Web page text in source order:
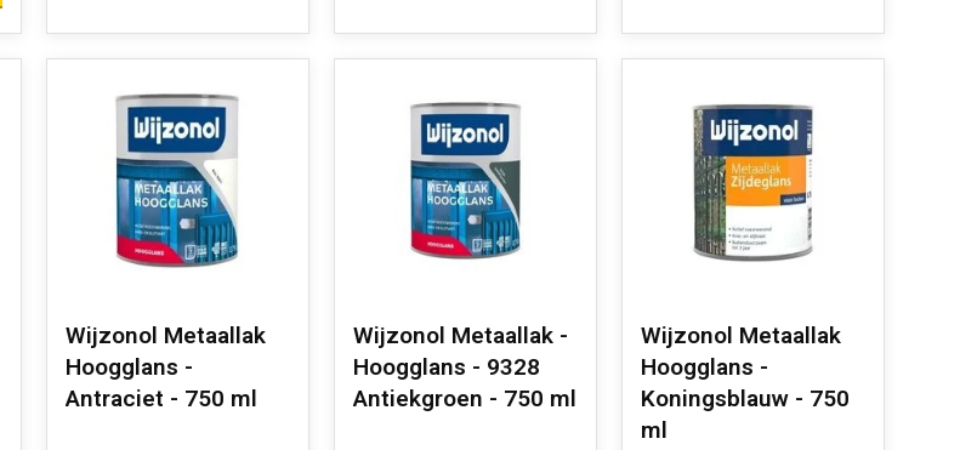
Wijzonol Metaallak
Hoogglans -
Antraciet - 750 ml
Wijzonol Metaallak -
Hoogglans - 9328
Antiekgroen - 750 ml
Wijzonol Metaallak
Hoogglans -
Koningsblauw - 750
ml